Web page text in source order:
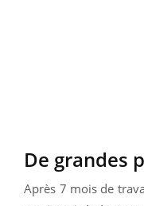
De grandes
Après 7 mois de